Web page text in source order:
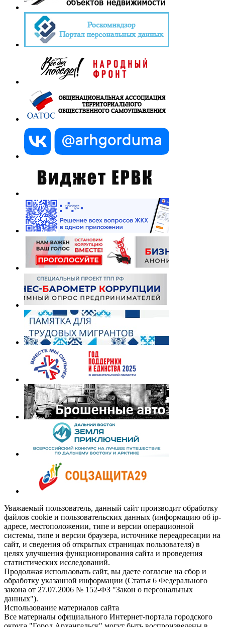
Уважаемый пользователь, данный сайт производит обработку
файлов cookie и пользовательских данных (информацию об ip-
адресе, местоположении, типе и версии операционной
системы, типе и версии браузера, источнике переадресации на
сайт, и сведения об открытых страницах пользователя) в
целях улучшения функционирования сайта и проведения
статистических исследований.
Продолжая использовать сайт, вы даете согласие на сбор и
обработку указанной информации (Статья 6 Федерального
закона от 27.07.2006 № 152-ФЗ "Закон о персональных
данных").
Использование материалов сайта
Все материалы официального Интернет-портала городского